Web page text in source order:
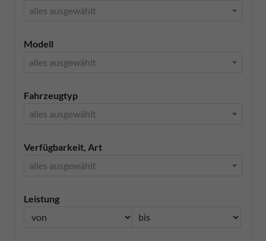
alles ausgewählt
Modell
alles ausgewählt
Fahrzeugtyp
alles ausgewählt
Verfügbarkeit, Art
alles ausgewählt
Leistung